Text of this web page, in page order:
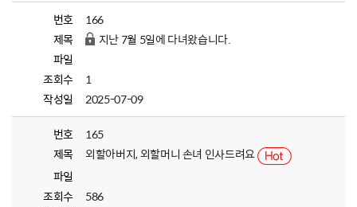
번호
166
제목
지난 7월 5일에 다녀왔습니다.
파일
조회수
1
작성일
2025-07-09
번호
165
제목
외할아버지, 외할머니 손녀 인사드려요
파일
조회수
586